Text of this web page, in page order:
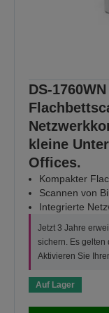
DS-
kleine
Offices.
Kompakter
Scannen von
Integrierte
Jetzt 3 Jahre
sichern. Es gelten
Aktivieren Sie
Auf Lager